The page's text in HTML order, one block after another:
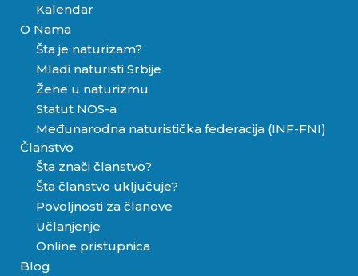
Kalendar
O Nama
Šta je naturizam?
Mladi naturisti Srbije
Žene u naturizmu
Statut NOS-a
Međunarodna naturistička federacija (INF-FNI)
Članstvo
Šta znači članstvo?
Šta članstvo uključuje?
Povoljnosti za članove
Učlanjenje
Online pristupnica
Blog